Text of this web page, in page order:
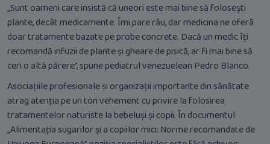
„Sunt oameni care insistă că uneori este mai bine să folosești
plante, decât medicamente. Îmi pare rău, dar medicina ne oferă
doar tratamente bazate pe probe concrete. Dacă un medic îți
recomandă infuzii de plante și gheare de pisică, ar fi mai bine să
ceri o altă părere”, spune pediatrul venezuelean Pedro Blanco.
Asociațiile profesionale și organizații importante din sănătate
atrag atenția pe un ton vehement cu privire la folosirea
tratamentelor naturiste la bebeluși și copii. În documentul
„Alimentația sugarilor și a copiilor mici: Norme recomandate de